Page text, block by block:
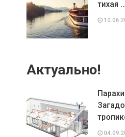
тихая …
Актуально!